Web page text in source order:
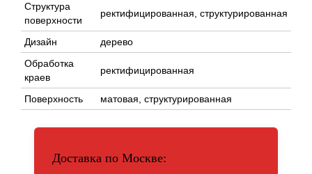
Структура
поверхности
ректифицированная, структурированная
Дизайн
дерево
Обработка
краев
ректифицированная
Поверхность матовая, структурированная
Доставка по Москве: